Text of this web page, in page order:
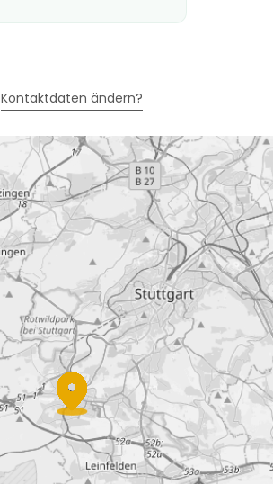
Kontaktdaten ändern?